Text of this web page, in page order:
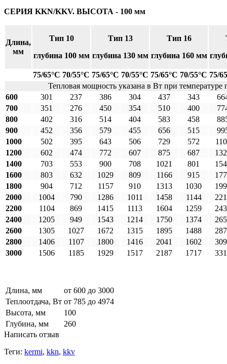
СЕРИЯ KKN/KKV. ВЫСОТА - 100 мм
Длина,
мм
Тип 10
глубина 100 мм
Тип 13
глубина 130 мм
Тип 16
глубина 160 мм
75/65°С 70/55°С 75/65°С 70/55°С 75/65°С 70/55°С 75/
Тепловая мощность указана в Вт при
600
301 237 386 304 437 343
700
351 276 450 354 510 400
800
402 316 514 404 583 458
900
452 356 579 455 656 515
1000
502 395 643 506 729 572
1200
602 474 772 607 875 687
1400
703 553 900 708 1021 801
1600
803 632 1029 809 1166 915
1800
904 712 1157 910 1313 1030
2000
1004 790 1286 1011 1458 1144
2200
1104 869 1415 1113 1604 1259
2400
1205 949 1543 1214 1750 1374
2600
1305 1027 1672 1315 1895 1488
2800
1406 1107 1800 1416 2041 1602
3000
1506 1185 1929 1517 2187 1717
Длина, мм
от 600 до 3000
Теплоотдача, Вт от 785 до 4974
Высота, мм
100
Глубина, мм
260
Написать отзыв
Теги: kermi, kkn, kkv